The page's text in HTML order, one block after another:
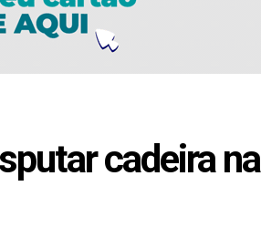
cadeira na